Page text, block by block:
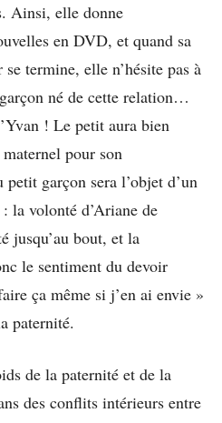
Ainsi, elle donne
en DVD, et quand sa
termine, elle n’hésite pas à
né de cette relation…
! Le petit aura bien
pour son
garçon sera l’objet d’un
la volonté d’Ariane de
jusqu’au bout, et la
le sentiment du devoir
ça même si j’en ai envie »
paternité.
de la paternité et de la
des conflits intérieurs entre